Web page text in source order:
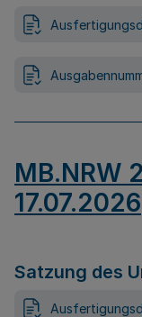
MB.NRW
17.07.2026
Satzung des